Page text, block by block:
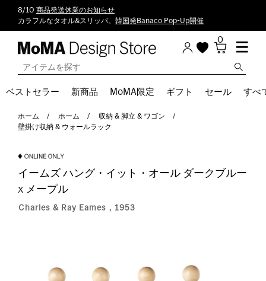
8/10 商品発送休業のお知らせ
カラフルなタオル&スリッパ。 韓国発Banaco Pop-Up開催
0
ベストセラー 新商品 MoMA限定 ギフト セール すべ
ホーム ホーム
収納 & 脚立 & ワゴン
壁掛け収納 & ウォールラック
イームズ ハング・イット・オール ダークブルー
x メープル
Charles & Ray Eames，1953